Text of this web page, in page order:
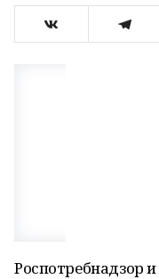
Роспотребнадзор